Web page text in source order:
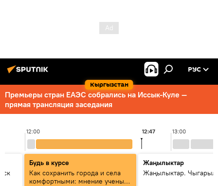
Кыргызстан
РУС
Премьеры стран ЕАЭС собрались на Иссык-Куле —
прямая трансляция заседания
12:00 13:00
12:47
Будь в курсе
Как сохранить города и села
комфортными: мнение ученых
Жаңылыктар
Жаңылыктар.